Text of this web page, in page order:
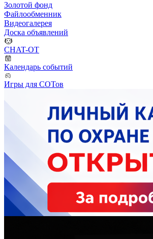
Золотой фонд
Файлообменник
Видеогалерея
Доска объявлений
CHAT-OT
Календарь событий
Игры для СОТов